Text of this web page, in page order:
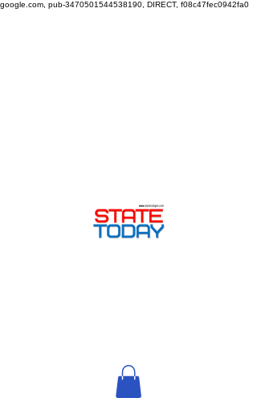
google.com, pub-3470501544538190, DIRECT, f08c47fec0942fa0